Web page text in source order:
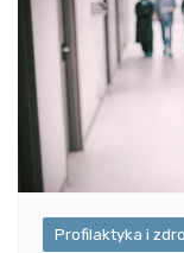
Profilaktyka i